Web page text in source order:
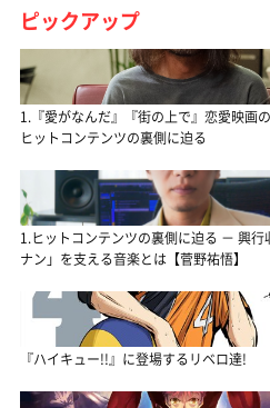
ピックアップ
1.『愛がなんだ』『街の上で』恋愛映画
ヒットコンテンツの裏側に迫る
1.ヒットコンテンツの裏側に迫る － 興
ナン」を支える音楽とは【菅野祐悟】
『ハイキュー!!』に登場するリベロ達!